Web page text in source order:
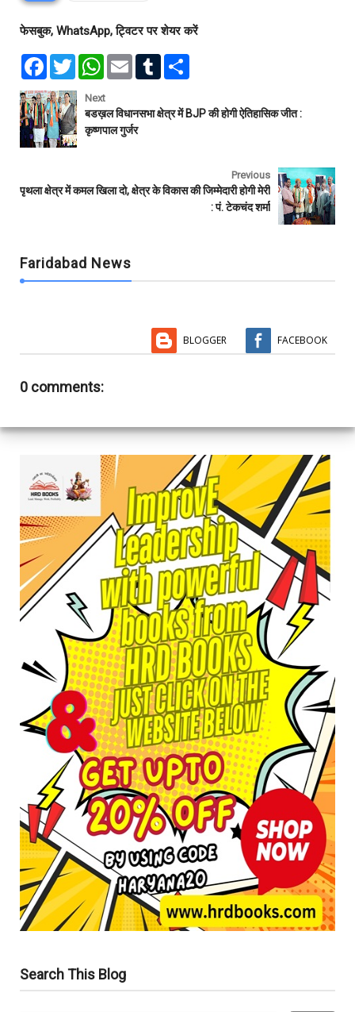
फेसबुक, WhatsApp, ट्विटर पर शेयर करें
F
e
b
o
o
k
T
w
t
t
e
r
W
t
s
A
p
E
l
T
l
e
Next
बडख़ल विधानसभा क्षेत्र में BJP की होगी ऐतिहासिक जीत :
कृष्णपाल गुर्जर
Previous
पृथला क्षेत्र में कमल खिला दो, क्षेत्र के विकास की जिम्मेदारी होगी मेरी
: पं. टेकचंद शर्मा
Faridabad News
BLOGGER FACEBOOK
0 comments:
Search This Blog